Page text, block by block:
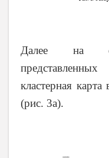
Далее на
кластерная
(рис. 3а).